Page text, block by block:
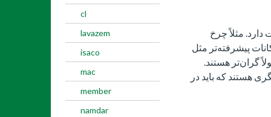
cl
lavazem
isaco
mac
member
namdar
دارد. مثلاً چرخ
پیشرفته‌تر مثل
گران‌تر هستند.
هستند که باید در